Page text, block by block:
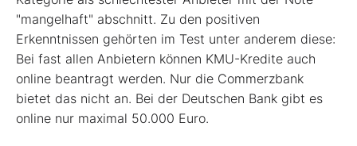
"mangelhaft" abschnitt. Zu den positiven
Erkenntnissen gehörten im Test unter anderem diese:
Bei fast allen Anbietern können KMU-Kredite auch
online beantragt werden. Nur die Commerzbank
bietet das nicht an. Bei der Deutschen Bank gibt es
online nur maximal 50.000 Euro.